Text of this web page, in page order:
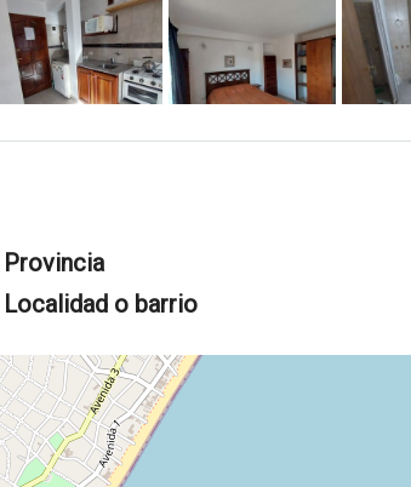
Provincia
Localidad o barrio